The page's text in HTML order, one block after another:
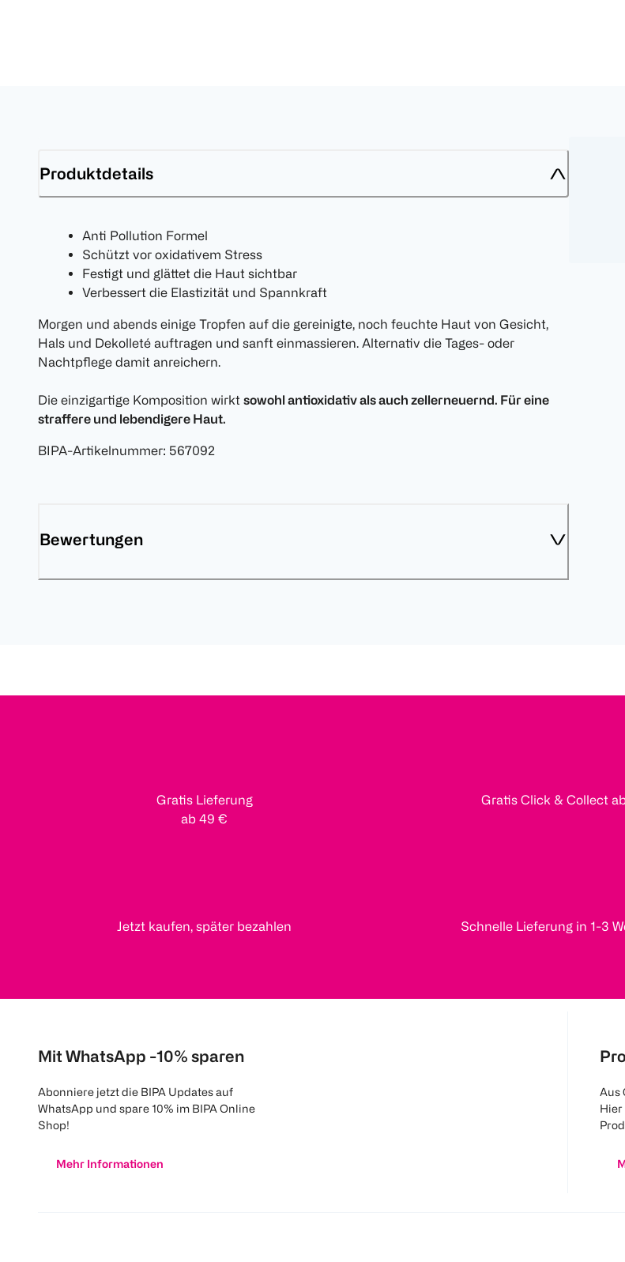
Produktdetails
Anti Pollution Formel
Schützt vor oxidativem Stress
Festigt und glättet die Haut sichtbar
Verbessert die Elastizität und Spannkraft
Morgen und abends einige Tropfen auf die gereinigte, noch feuchte Haut von Gesicht,
Hals und Dekolleté auftragen und sanft einmassieren. Alternativ die Tages- oder
Nachtpflege damit anreichern.
Die einzigartige Komposition wirkt sowohl antioxidativ als auch zellerneuernd. Für eine
straffere und lebendigere Haut.
BIPA-Artikelnummer: 567092
Bewertungen
Gratis Lieferung
ab 49 €
Gratis Click & Collect
Jetzt kaufen, später bezahlen Schnelle Lieferung in 1-3
Mit WhatsApp -10% sparen
Abonniere jetzt die BIPA Updates auf
WhatsApp und spare 10% im BIPA Online
Shop!
Mehr Informationen
Aus
Hier